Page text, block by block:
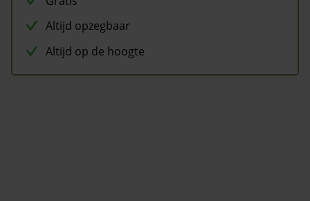
Altijd opzegbaar
Altijd op de hoogte